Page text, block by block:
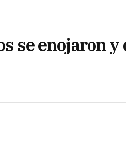
se enojaron